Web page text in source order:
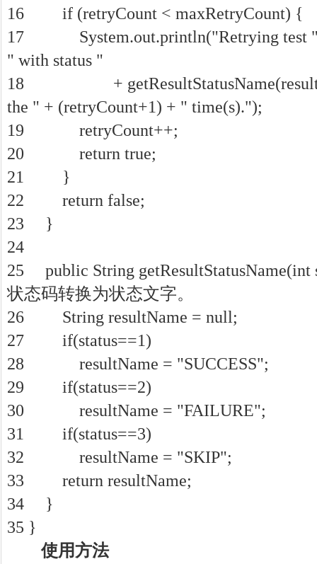
16 if (retryCount < maxRetryCount) {
17 System.out.println("Retrying test "
" with status "
18 +
the " + (retryCount+1) + " time(s).");
19 retryCount++;
20 return true;
21 }
22 return false;
23 }
24
25 public String
状态码转换为状态文字。
26 String resultName = null;
27 if(status==1)
28 resultName = "SUCCESS";
29 if(status==2)
30 resultName = "FAILURE";
31 if(status==3)
32 resultName = "SKIP";
33 return resultName;
34 }
35 }
使用方法